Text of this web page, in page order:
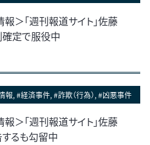
報＞「週刊報道サイト」佐藤
確定で服役中
報, #経済事件, #詐欺（行為）, #凶悪事件
報＞「週刊報道サイト」佐藤
するも勾留中